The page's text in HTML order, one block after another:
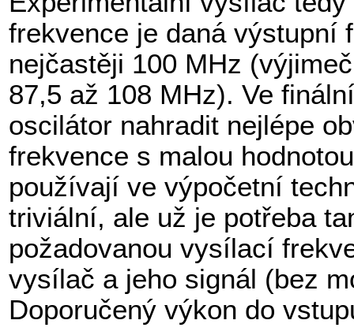
frekvence je daná výstupní
nejčastěji 100 MHz
87,5 až 108 MHz). Ve
oscilátor nahradit nejlépe
frekvence s malou
používají ve výpočetní
triviální, ale už je potřeba
požadovanou vysílací
vysílač a jeho signál (bez
Doporučený výkon do